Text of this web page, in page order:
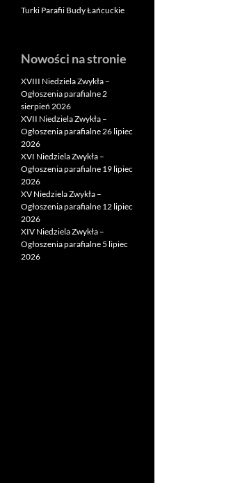
Turki Parafii Budy Łańcuckie
Nowości na stronie
XVIII Niedziela Zwykła –
Ogłoszenia parafialne 2
sierpień 2026
XVII Niedziela Zwykła –
Ogłoszenia parafialne 26 lipiec
2026
XVI Niedziela Zwykła –
Ogłoszenia parafialne 19 lipiec
2026
XV Niedziela Zwykła –
Ogłoszenia parafialne 12 lipiec
2026
XIV Niedziela Zwykła –
Ogłoszenia parafialne 5 lipiec
2026